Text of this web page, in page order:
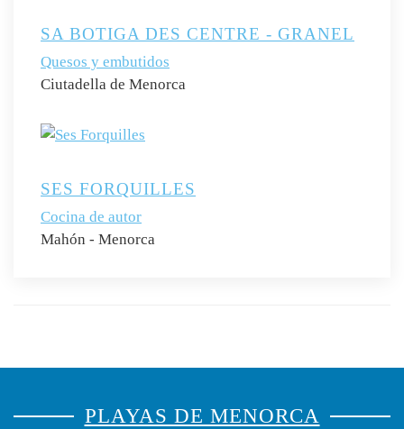
SA BOTIGA DES CENTRE - GRANEL
Quesos y embutidos
Ciutadella de Menorca
SES FORQUILLES
Cocina de autor
Mahón - Menorca
PLAYAS DE MENORCA